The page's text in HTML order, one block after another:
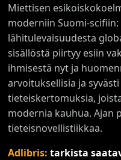
Miettisen
moderniin Suomi-
lähitulevaisuudesta
sisällöstä piirtyy esiin
ihmisestä nyt ja
arvoituksellisia ja
tieteiskertomuksia,
modernia kauhua. Ajan
tieteisnovellistiikkaa.
Adlibris:tarkista